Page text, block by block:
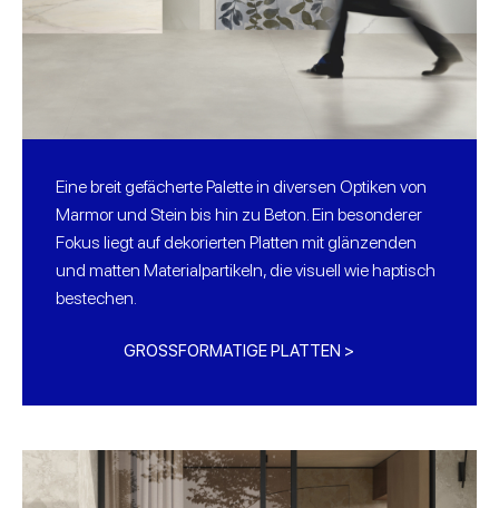
Eine breit gefächerte Palette in diversen Optiken von
Marmor und Stein bis hin zu Beton. Ein besonderer
Fokus liegt auf dekorierten Platten mit glänzenden
und matten Materialpartikeln, die visuell wie haptisch
bestechen.
GROSSFORMATIGE PLATTEN >